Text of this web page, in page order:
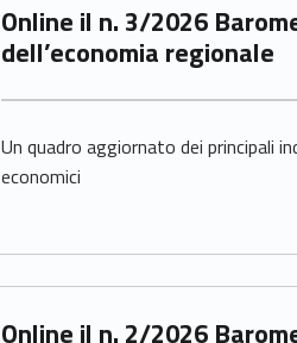
Online il n. 3/2026 Barometro
dell’economia regionale
Un quadro aggiornato dei principali
economici
Online il n. 2/2026 Barometro